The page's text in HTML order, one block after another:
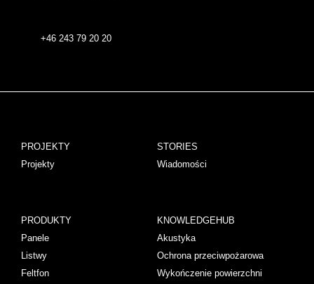
+46 243 79 20 20
PROJEKTY
Projekty
STORIES
Wiadomości
PRODUKTY
Panele
Listwy
Feltfon
KNOWLEDGEHUB
Akustyka
Ochrona przeciwpożarowa
Wykończenie powierzchni